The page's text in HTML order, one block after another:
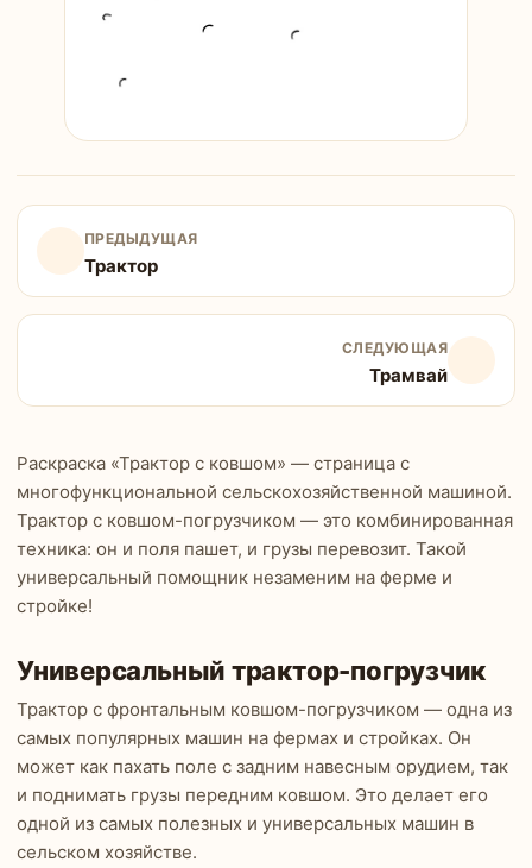
ПРЕДЫДУЩАЯ
Трактор
СЛЕДУЮЩАЯ
Трамвай
Раскраска «Трактор с ковшом» — страница с
многофункциональной сельскохозяйственной машиной.
Трактор с ковшом-погрузчиком — это комбинированная
техника: он и поля пашет, и грузы перевозит. Такой
универсальный помощник незаменим на ферме и
стройке!
Универсальный трактор-погрузчик
Трактор с фронтальным ковшом-погрузчиком — одна из
самых популярных машин на фермах и стройках. Он
может как пахать поле с задним навесным орудием, так
и поднимать грузы передним ковшом. Это делает его
одной из самых полезных и универсальных машин в
сельском хозяйстве.